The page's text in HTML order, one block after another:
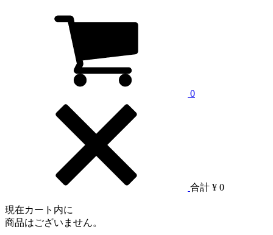
0
合計 ¥ 0
現在カート内に
商品はございません。